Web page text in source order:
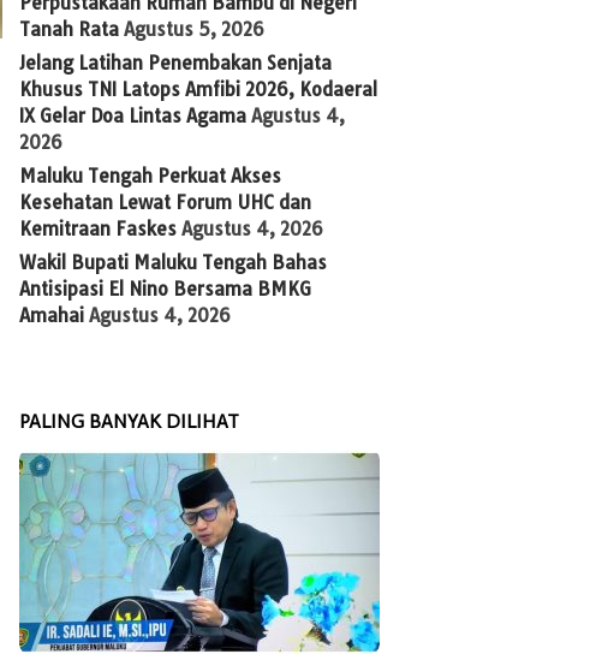
Tanah Rata Agustus 5, 2026
Jelang Latihan Penembakan Senjata
Khusus TNI Latops Amfibi 2026, Kodaeral
IX Gelar Doa Lintas Agama Agustus 4,
2026
Maluku Tengah Perkuat Akses
Kesehatan Lewat Forum UHC dan
Kemitraan Faskes Agustus 4, 2026
Wakil Bupati Maluku Tengah Bahas
Antisipasi El Nino Bersama BMKG
Amahai Agustus 4, 2026
PALING BANYAK DILIHAT